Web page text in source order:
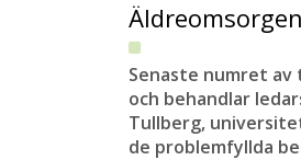
Senaste numret
och behandlar
Tullberg,
de problemfyllda